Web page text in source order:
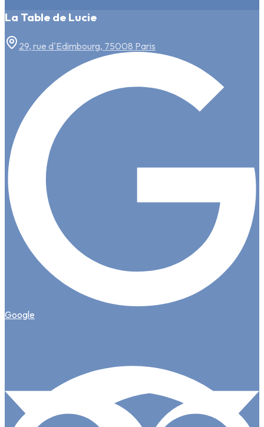
La Table de Lucie
29, rue d'Edimbourg, 75008 Paris
Google